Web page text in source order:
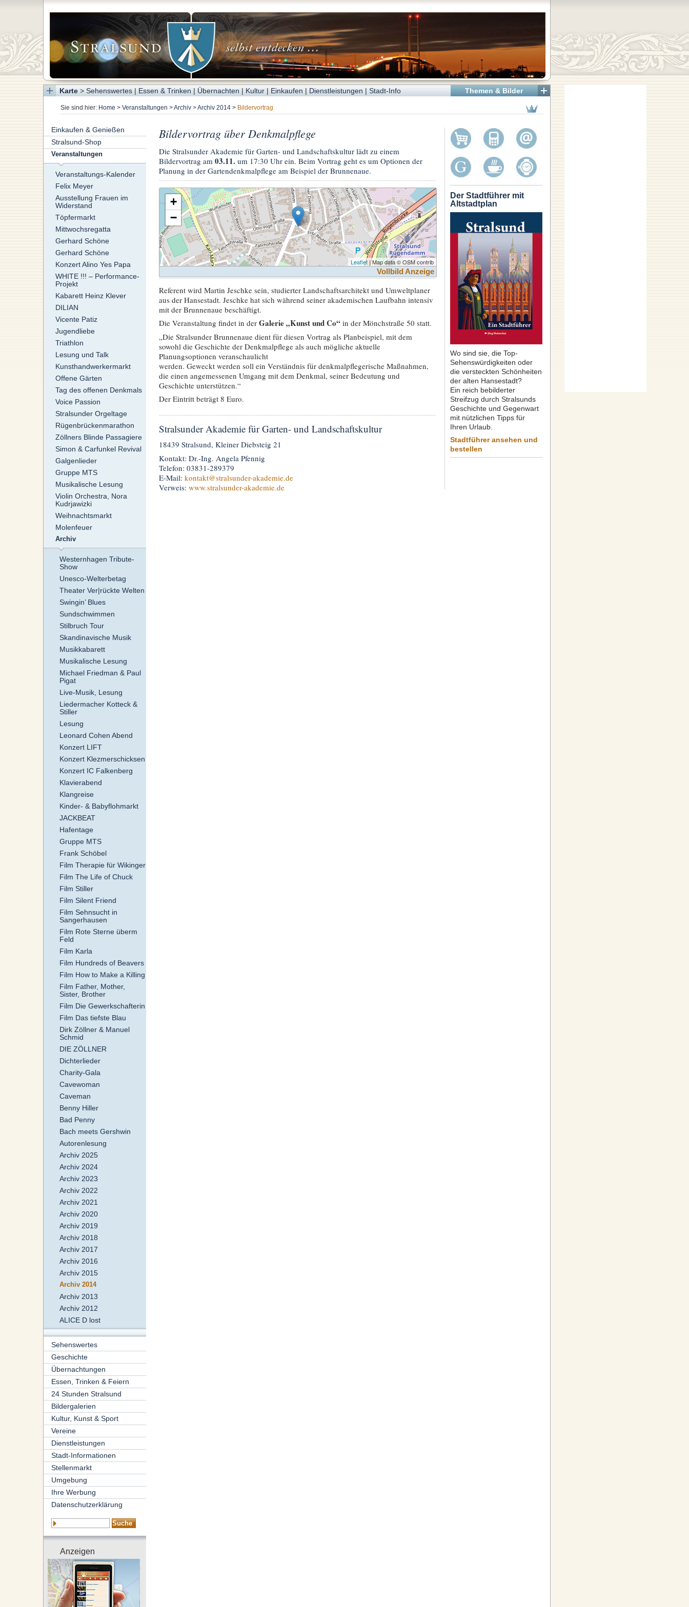
Themen & Bilder
Karte> Sehenswertes| Essen & Trinken | Übernachten | Kultur| Einkaufen | Dienstleistungen | Stadt-Info
Sie sind hier: Home > Veranstaltungen >Archiv>Archiv 2014> Bildervortrag
Einkaufen & Genießen
Stralsund-Shop
Veranstaltungen
Veranstaltungs-Kalender
Felix Meyer
Ausstellung Frauen im
Widerstand
Töpfermarkt
Mittwochsregatta
Gerhard Schöne
Gerhard Schöne
Konzert Alino Yes Papa
WHITE !!! – Performance-
Projekt
Kabarett Heinz Klever
DILIAN
Vicente Patiz
Jugendliebe
Triathlon
Lesung und Talk
Kunsthandwerkermarkt
Offene Gärten
Tag des offenen Denkmals
Voice Passion
Stralsunder Orgeltage
Rügenbrückenmarathon
Zöllners Blinde Passagiere
Simon & Carfunkel Revival
Galgenlieder
Gruppe MTS
Musikalische Lesung
Violin Orchestra, Nora
Kudrjawizki
Weihnachtsmarkt
Molenfeuer
Archiv
Westernhagen Tribute-
Show
Unesco-Welterbetag
Theater Ver|rückte Welten
Swingin’ Blues
Sundschwimmen
Stilbruch Tour
Skandinavische Musik
Musikkabarett
Musikalische Lesung
Michael Friedman & Paul
Pigat
Live-Musik, Lesung
Liedermacher Kotteck &
Stiller
Lesung
Leonard Cohen Abend
Konzert LIFT
Konzert Klezmerschicksen
Konzert IC Falkenberg
Klavierabend
Klangreise
Kinder- & Babyflohmarkt
JACKBEAT
Hafentage
Gruppe MTS
Frank Schöbel
Film Therapie für Wikinger
Film The Life of Chuck
Film Stiller
Film Silent Friend
Film Sehnsucht in
Sangerhausen
Film Rote Sterne überm
Feld
Film Karla
Film Hundreds of Beavers
Film How to Make a Killing
Film Father, Mother,
Sister, Brother
Film Die Gewerkschafterin
Film Das tiefste Blau
Dirk Zöllner & Manuel
Schmid
DIE ZÖLLNER
Dichterlieder
Charity-Gala
Cavewoman
Caveman
Benny Hiller
Bad Penny
Bach meets Gershwin
Autorenlesung
Archiv 2025
Archiv 2024
Archiv 2023
Archiv 2022
Archiv 2021
Archiv 2020
Archiv 2019
Archiv 2018
Archiv 2017
Archiv 2016
Archiv 2015
Archiv 2014
Archiv 2013
Archiv 2012
ALICE D lost
Sehenswertes
Geschichte
Übernachtungen
Essen, Trinken & Feiern
24 Stunden Stralsund
Bildergalerien
Kultur, Kunst & Sport
Vereine
Dienstleistungen
Stadt-Informationen
Stellenmarkt
Umgebung
Ihre Werbung
Datenschutzerklärung
Anzeigen
Der Stadtführer mit
Altstadtplan
Wo sind sie, die Top-
Sehenswürdigkeiten oder
die versteckten Schönheiten
der alten Hansestadt?
Ein reich bebilderter
Streifzug durch Stralsunds
Geschichte und Gegenwart
mit nützlichen Tipps für
Ihren Urlaub.
Stadtführer ansehen und
bestellen
Bildervortrag über Denkmalpflege
Die Stralsunder Akademie für Garten- und Landschaftskultur lädt zu einem
Bildervortrag am 03.11. um 17:30 Uhr ein. Beim Vortrag geht es um Optionen der
Planung in der Gartendenkmalpflege am Beispiel der Brunnenaue.
+
−
Leaflet| Map data © OSM contrib
Vollbild Anzeige
Referent wird Martin Jeschke sein, studierter Landschaftsarchitekt und Umweltplaner
aus der Hansestadt. Jeschke hat sich während seiner akademischen Laufbahn intensiv
mit der Brunnenaue beschäftigt.
Die Veranstaltung findet in der Galerie „Kunst und Co“in der Mönchstraße 50 statt.
„Die Stralsunder Brunnenaue dient für diesen Vortrag als Planbeispiel, mit dem
sowohl die Geschichte der Denkmalpflege als auch mögliche aktuelle
Planungsoptionen veranschaulicht
werden. Geweckt werden soll ein Verständnis für denkmalpflegerische Maßnahmen,
die einen angemessenen Umgang mit dem Denkmal, seiner Bedeutung und
Geschichte unterstützen.“
Der Eintritt beträgt 8 Euro.
Stralsunder Akademie für Garten- und Landschaftskultur
18439 Stralsund, Kleiner Diebsteig 21
Kontakt: Dr.-Ing. Angela Pfennig
Telefon: 03831-289379
E-Mail: kontakt@stralsunder-akademie.de
Verweis: www.stralsunder-akademie.de